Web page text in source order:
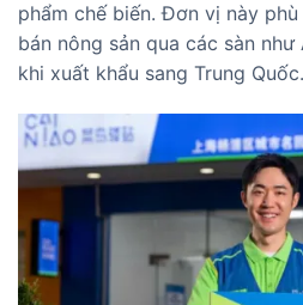
phẩm chế biến. Đơn vị này
bán nông sản qua các sàn
khi xuất khẩu sang Trung Quốc.